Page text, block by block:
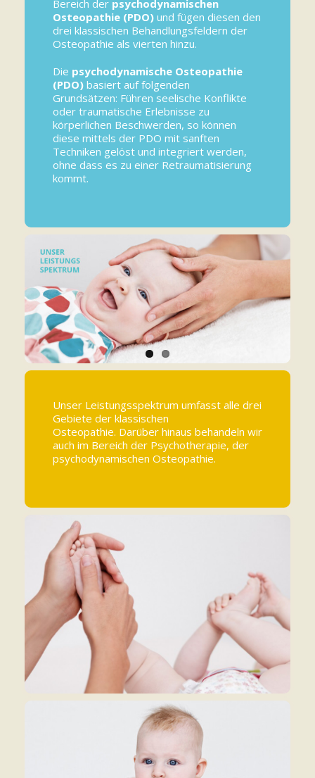
Bereich der psychodynamischen
Osteopathie (PDO) und fügen diesen den
drei klassischen Behandlungsfeldern der
Osteopathie als vierten hinzu.
Die psychodynamische Osteopathie
(PDO) basiert auf folgenden
Grundsätzen: Führen seelische Konflikte
oder traumatische Erlebnisse zu
körperlichen Beschwerden, so können
diese mittels der PDO mit sanften
Techniken gelöst und integriert werden,
ohne dass es zu einer Retraumatisierung
kommt.
Unser Leistungsspektrum umfasst alle drei
Gebiete der klassischen
Osteopathie. Darüber hinaus behandeln wir
auch im Bereich der Psychotherapie, der
psychodynamischen Osteopathie.